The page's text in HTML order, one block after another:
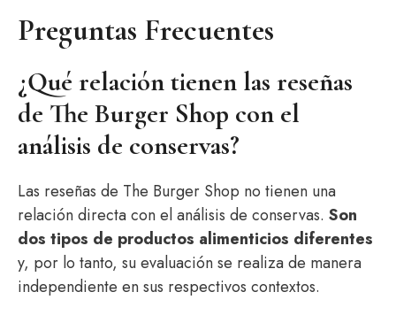
Preguntas Frecuentes
¿Qué relación tienen las reseñas
de The Burger Shop con el
análisis de conservas?
Las reseñas de The Burger Shop no tienen una
relación directa con el análisis de conservas. Son
dos tipos de productos alimenticios diferentes
y, por lo tanto, su evaluación se realiza de manera
independiente en sus respectivos contextos.